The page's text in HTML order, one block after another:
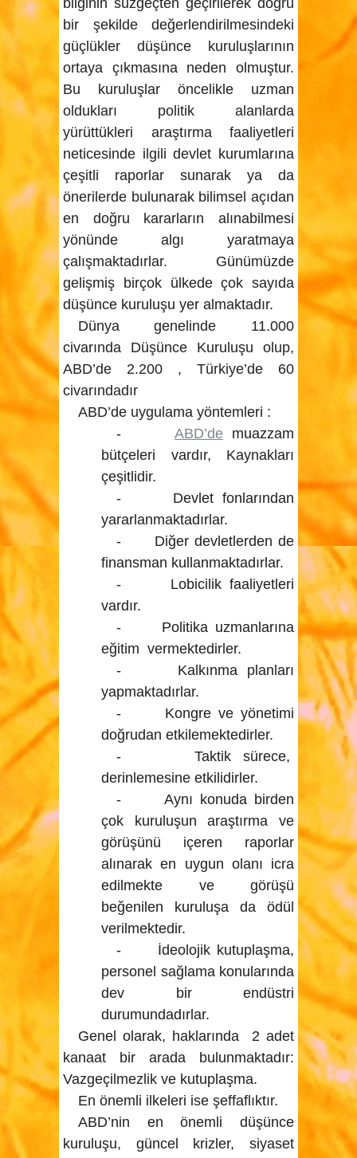
bir şekilde değerlendirilmesindeki
güçlükler düşünce kuruluşlarının
ortaya çıkmasına neden olmuştur.
Bu kuruluşlar öncelikle uzman
oldukları politik alanlarda
yürüttükleri araştırma faaliyetleri
neticesinde ilgili devlet kurumlarına
çeşitli raporlar sunarak ya da
önerilerde bulunarak bilimsel açıdan
en doğru kararların alınabilmesi
yönünde algı yaratmaya
çalışmaktadırlar. Günümüzde
gelişmiş birçok ülkede çok sayıda
düşünce kuruluşu yer almaktadır.
Dünya genelinde 11.000
civarında Düşünce Kuruluşu olup,
ABD’de 2.200 , Türkiye’de 60
civarındadır
ABD’de uygulama yöntemleri :
- ABD’de
muazzam
bütçeleri vardır, Kaynakları
çeşitlidir.
- Devlet fonlarından
yararlanmaktadırlar.
- Diğer devletlerden de
finansman kullanmaktadırlar.
- Lobicilik faaliyetleri
vardır.
- Politika uzmanlarına
eğitim vermektedirler.
- Kalkınma planları
yapmaktadırlar.
- Kongre ve yönetimi
doğrudan etkilemektedirler.
- Taktik sürece,
derinlemesine etkilidirler.
- Aynı konuda birden
çok kuruluşun araştırma ve
görüşünü içeren raporlar
alınarak en uygun olanı icra
edilmekte ve görüşü
beğenilen kuruluşa da ödül
verilmektedir.
- İdeolojik kutuplaşma,
personel sağlama konularında
dev bir endüstri
durumundadırlar.
Genel olarak, haklarında 2 adet
kanaat bir arada bulunmaktadır:
Vazgeçilmezlik ve kutuplaşma.
En önemli ilkeleri ise şeffaflıktır.
ABD’nin en önemli düşünce
kuruluşu, güncel krizler, siyaset